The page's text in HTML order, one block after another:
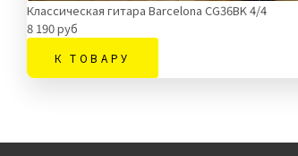
Классическая гитара Barcelona CG36BK 4/4
8 190 руб
К ТОВАРУ